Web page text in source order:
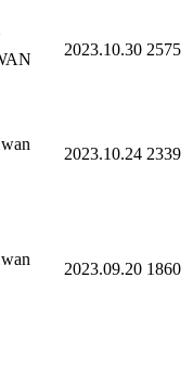
2023.10.30 2575
2023.10.24 2339
2023.09.20 1860